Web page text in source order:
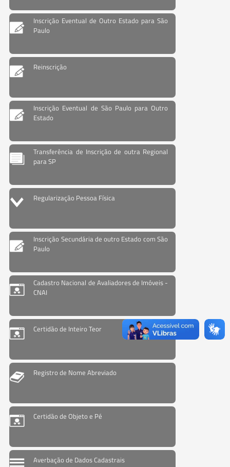
Inscrição Eventual de Outro Estado para São
Paulo
Reinscrição
Inscrição Eventual de São Paulo para Outro
Estado
Transferência de Inscrição de outra Regional
para SP
Regularização Pessoa Física
Inscrição Secundária de outro Estado com São
Paulo
Cadastro Nacional de Avaliadores de Imóveis -
CNAI
Certidão de Inteiro Teor
Registro de Nome Abreviado
Certidão de Objeto e Pé
Averbação de Dados Cadastrais